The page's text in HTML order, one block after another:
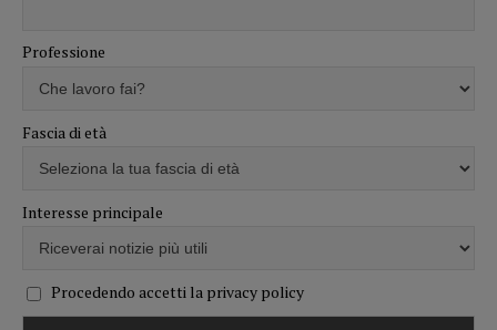
Professione
Fascia di età
Interesse principale
Procedendo accetti la privacy policy